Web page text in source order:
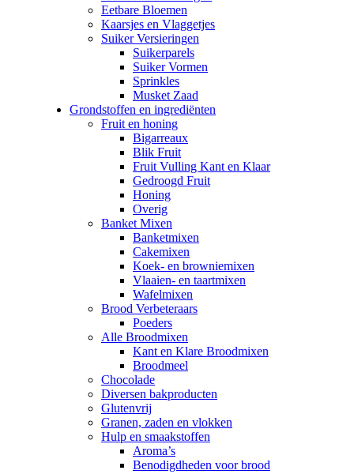
Eetbare Bloemen
Kaarsjes en Vlaggetjes
Suiker Versieringen
Suikerparels
Suiker Vormen
Sprinkles
Musket Zaad
Grondstoffen en ingrediënten
Fruit en honing
Bigarreaux
Blik Fruit
Fruit Vulling Kant en Klaar
Gedroogd Fruit
Honing
Overig
Banket Mixen
Banketmixen
Cakemixen
Koek- en browniemixen
Vlaaien- en taartmixen
Wafelmixen
Brood Verbeteraars
Poeders
Alle Broodmixen
Kant en Klare Broodmixen
Broodmeel
Chocolade
Diversen bakproducten
Glutenvrij
Granen, zaden en vlokken
Hulp en smaakstoffen
Aroma’s
Benodigdheden voor brood